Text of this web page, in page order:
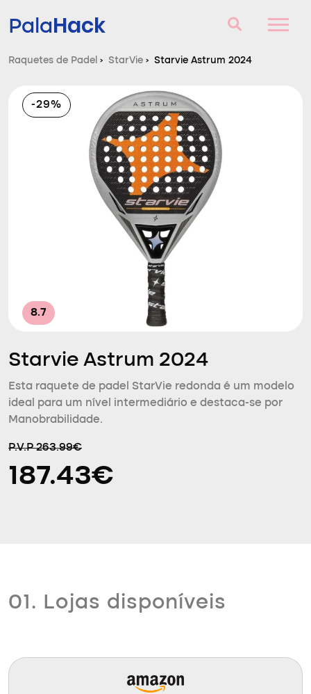
PalaHack
Raquetes de Padel
Perguntas e respostas
Comparador
Raquetes de Padel › StarVie › Starvie Astrum 2024
-29%
8.7
Starvie Astrum 2024
Esta raquete de padel StarVie redonda é um modelo
ideal para um nível intermediário e destaca-se por
Manobrabilidade.
P.V.P 263.99€
187.43€
01. Lojas disponíveis